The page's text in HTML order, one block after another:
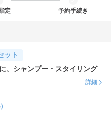
定 予約手続き
ット
、シャンプー・スタイリング
詳細